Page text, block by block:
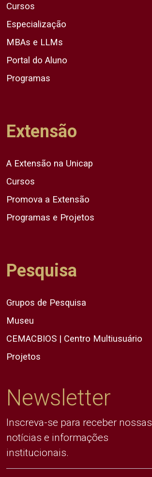
Cursos
Especialização
MBAs e LLMs
Portal do Aluno
Programas
Extensão
A Extensão na Unicap
Cursos
Promova a Extensão
Programas e Projetos
Pesquisa
Grupos de Pesquisa
Museu
CEMACBIOS | Centro Multiusuário
Projetos
Newsletter
Inscreva-se para receber nossas
notícias e informações
institucionais.